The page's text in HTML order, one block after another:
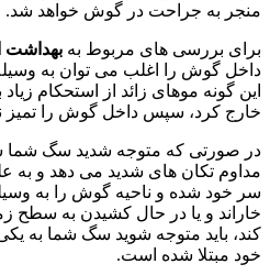
منجر به جراحت در گوش خواهد شد.
برای بررسی های مربوط به بهداشت
داخل گوش را اغلب می توان به وسیله
این گونه موهای زائد از استحکام
خارج کرد، سپس داخل گوش را تمیز
در صورتی که متوجه شدید سگ شما
مداوم تکان های شدید می دهد و
سر خود شده و ناحیه گوش را به
خاراند و یا در حال کشیدن به سطح
کند، باید متوجه شوید سگ شما به
خود مبتلا شده است.